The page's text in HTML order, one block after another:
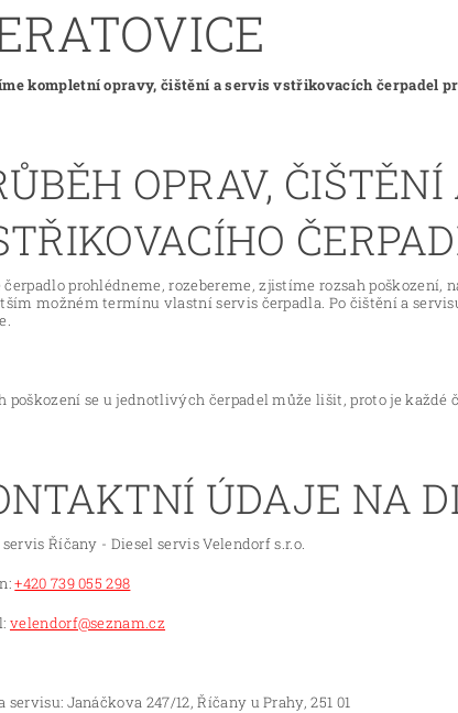
kompletní opravy, čištění a servis vstřikovacích čerpadel
OPRAV,
čerpadlo prohlédneme, rozebereme, zjistíme rozsah
možném termínu vlastní servis čerpadla. Po čištění a
poškození se u jednotlivých čerpadel může lišit, proto je každé
ÚDAJE NA
Říčany - Diesel servis Velendorf s.r.o.
+420 739 055 298
velendorf@seznam.cz
servisu: Janáčkova 247/12, Říčany u Prahy, 251 01